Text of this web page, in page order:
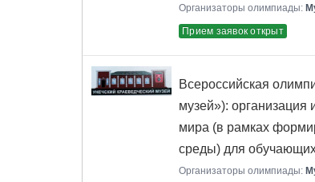
Организаторы олимпиады:
Прием заявок открыт
Всероссийская
музей»): организация
мира (в рамках
среды) для
Организаторы олимпиады: